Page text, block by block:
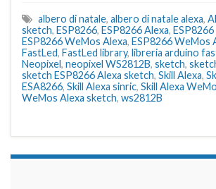
albero di natale, albero di natale alexa,
sketch, ESP8266, ESP8266 Alexa,
ESP8266 WeMos Alexa, ESP8266 WeMos
FastLed, FastLed library, libreria arduino
Neopixel, neopixel WS2812B, sketch,
sketch ESP8266 Alexa sketch, Skill Alexa,
ESA8266, Skill Alexa sinric, Skill Alexa
WeMos Alexa sketch, ws2812B